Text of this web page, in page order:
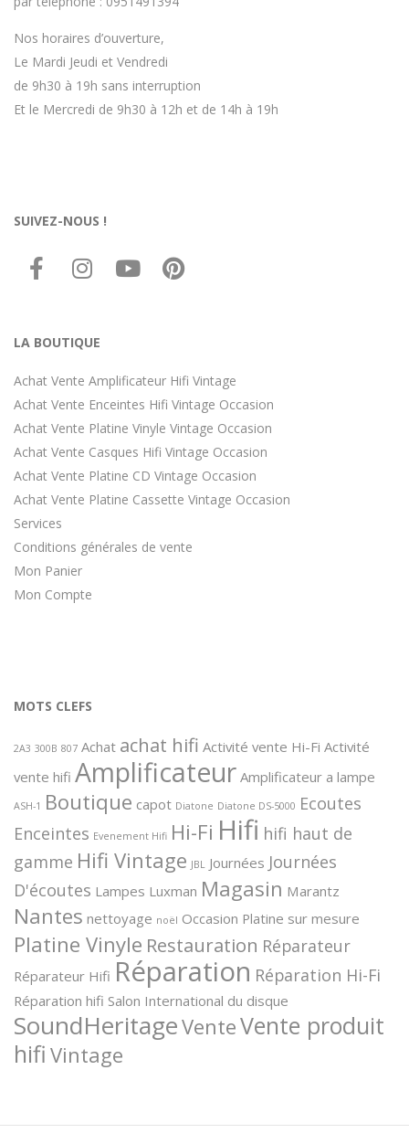
Nos horaires d’ouverture,
Le Mardi Jeudi et Vendredi
de 9h30 à 19h sans interruption
Et le Mercredi de 9h30 à 12h et de 14h à 19h
SUIVEZ-NOUS !
LA BOUTIQUE
Achat Vente Amplificateur Hifi Vintage
Achat Vente Enceintes Hifi Vintage Occasion
Achat Vente Platine Vinyle Vintage Occasion
Achat Vente Casques Hifi Vintage Occasion
Achat Vente Platine CD Vintage Occasion
Achat Vente Platine Cassette Vintage Occasion
Services
Conditions générales de vente
Mon Panier
Mon Compte
MOTS CLEFS
2A3 300B 807 Achat achat hifi Activité vente Hi-Fi Activité
vente hifi Amplificateur Amplificateur a lampe
ASH-1 Boutique capot Diatone Diatone DS-5000 Ecoutes
Enceintes Evenement Hifi Hi-Fi Hifi hifi haut de
gamme Hifi Vintage JBL Journées Journées
D'écoutes Lampes Luxman Magasin Marantz
Nantes nettoyage noël Occasion Platine sur mesure
Platine Vinyle Restauration Réparateur
Réparateur Hifi Réparation Réparation Hi-Fi
Réparation hifi Salon International du disque
SoundHeritageVenteVente produit
hifi Vintage